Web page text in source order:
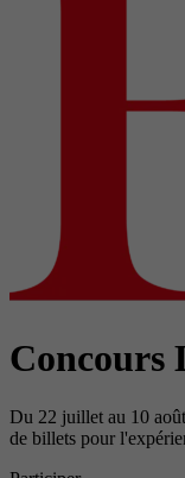
Concours
Du 22 juillet au 10
de billets pour